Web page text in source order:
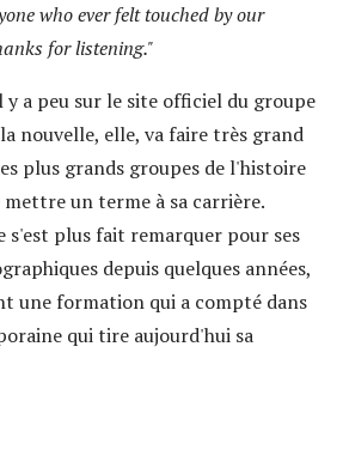
who ever felt touched by our
for listening."
y a peu sur le site officiel du groupe
nouvelle, elle, va faire très grand
plus grands groupes de l'histoire
mettre un terme à sa carrière.
s'est plus fait remarquer pour ses
depuis quelques années,
une formation qui a compté dans
qui tire aujourd'hui sa